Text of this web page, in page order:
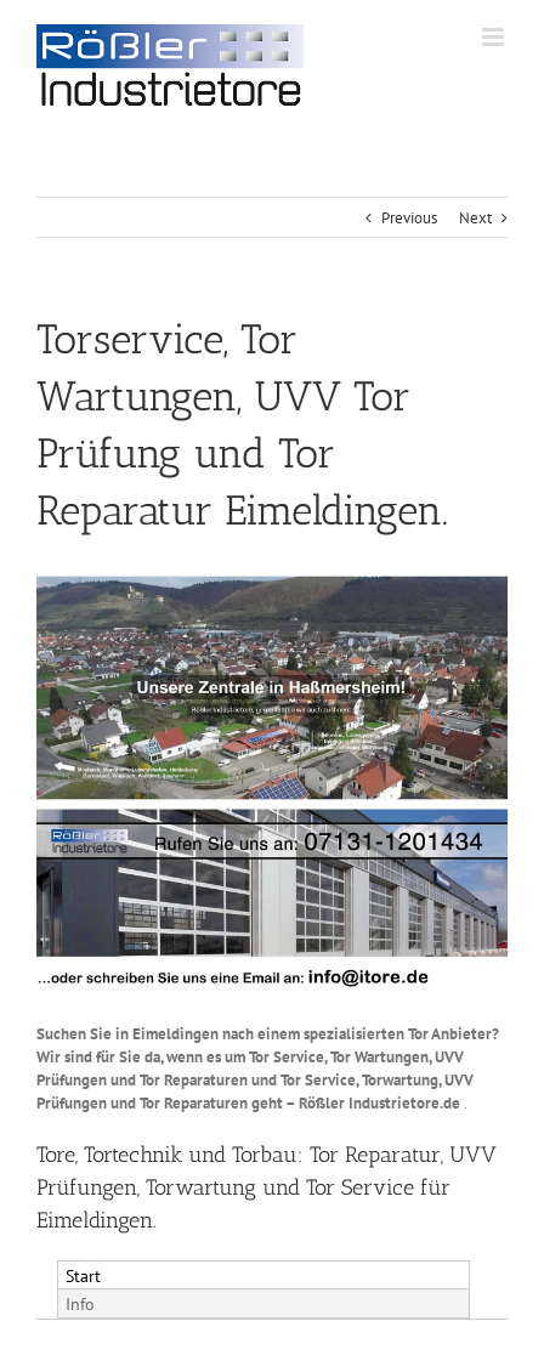
Previous Next
Torservice, Tor
Wartungen, UVV Tor
Prüfung und Tor
Reparatur Eimeldingen.
Suchen Sie in Eimeldingen nach einem spezialisierten Tor Anbieter?
Wir sind für Sie da, wenn es um Tor Service, Tor Wartungen, UVV
Prüfungen und Tor Reparaturen und Tor Service, Torwartung, UVV
Prüfungen und Tor Reparaturen geht – Rößler Industrietore.de .
Tore, Tortechnik und Torbau: Tor Reparatur, UVV
Prüfungen, Torwartung und Tor Service für
Eimeldingen.
Start
Info